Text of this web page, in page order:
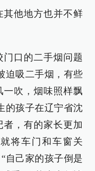
其他地方也并不鲜
门口的二手烟问题
迫吸二手烟，有些
一吹，烟味照样飘
的孩子在辽宁省沈
者，有的家长更加
将车门和车窗关
自己家的孩子倒是